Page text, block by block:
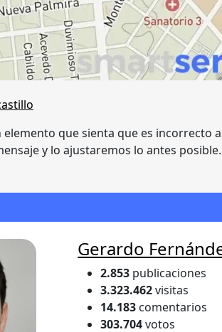
que sienta que es incorrecto
y lo ajustaremos lo antes
Gerardo
2.853 publicaciones
3.323.462visitas
14.183 comentarios
303.704votos